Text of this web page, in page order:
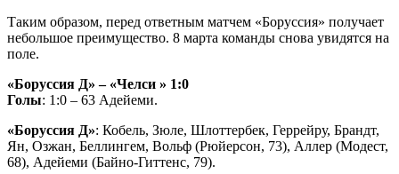
Таким образом, перед ответным матчем «Боруссия» получает
небольшое преимущество. 8 марта команды снова увидятся на
поле.
«Боруссия Д» – «Челси » 1:0
Голы: 1:0 – 63 Адейеми.
«Боруссия Д»: Кобель, Зюле, Шлоттербек, Геррейру, Брандт,
Ян, Озжан, Беллингем, Вольф (Рюйерсон, 73), Аллер (Модест,
68), Адейеми (Байно-Гиттенс, 79).